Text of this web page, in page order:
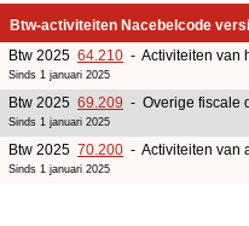
Btw-activiteiten Nacebelcode
Btw 2025 64.210 - Activiteiten van
Sinds 1 januari 2025
Btw 2025 69.209 - Overige fiscale
Sinds 1 januari 2025
Btw 2025 70.200 - Activiteiten van
Sinds 1 januari 2025